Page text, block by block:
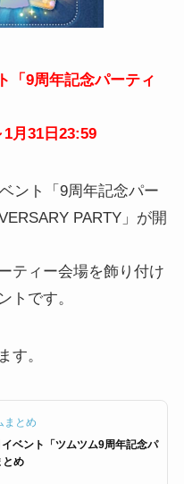
「9周年記念パーティ
月31日23:59
ント「9周年記念パー
PARTY」が開
ティー会場を飾り付け
トです。
す。
まとめ
イベント「ツムツム9周年記念パ
とめ